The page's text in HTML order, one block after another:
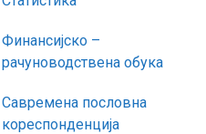
Финансијско –
рачуноводствена обука
Савремена пословна
кореспонденција